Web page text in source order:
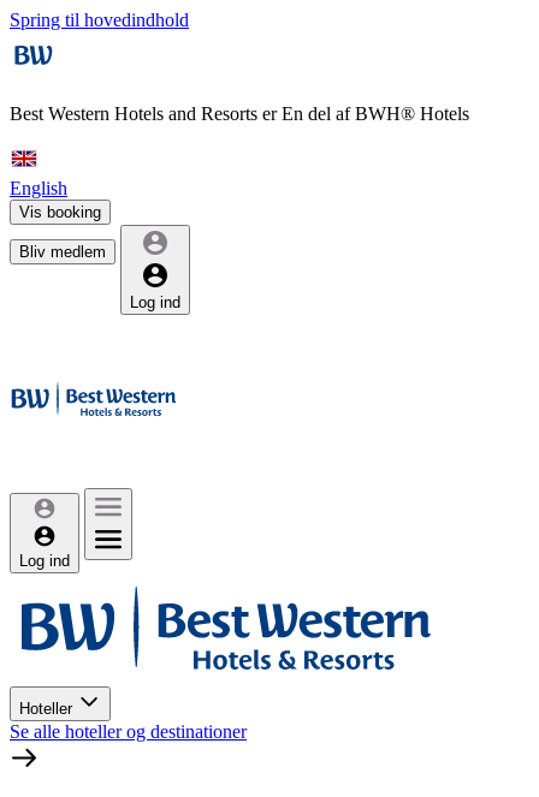
Spring til hovedindhold
Best Western Hotels and Resorts erEn del af BWH® Hotels
English
Vis booking
Bliv medlem
Log ind
Log ind
Hoteller
Se alle hoteller og destinationer